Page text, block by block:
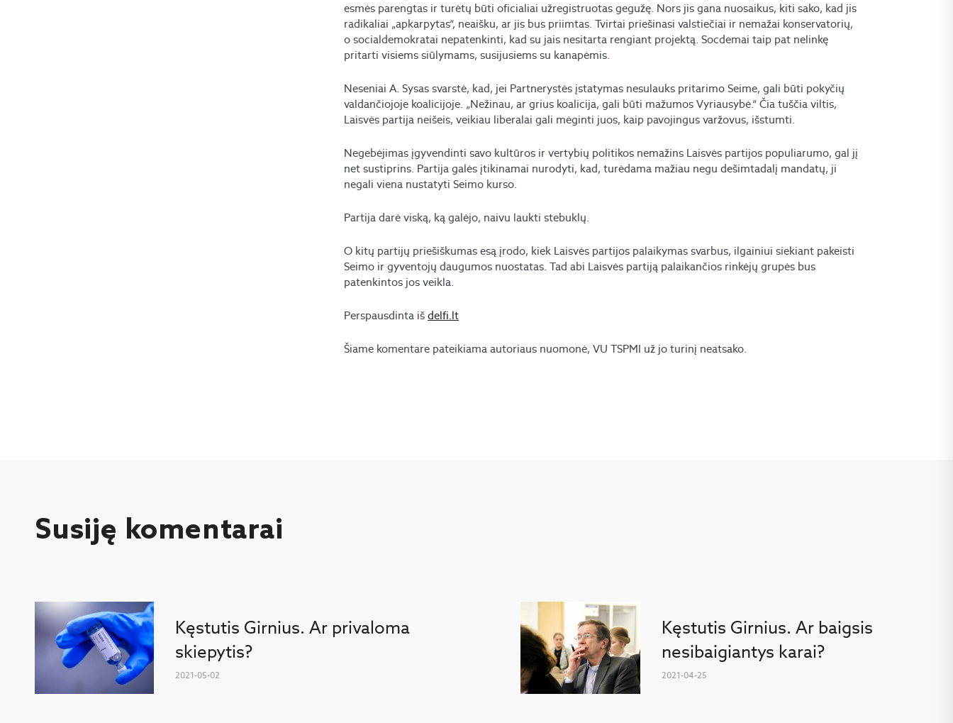
esmės parengtas ir turėtų būti oficialiai užregistruotas gegužę. Nors jis gana nuosaikus, kiti sako, kad jis
radikaliai „apkarpytas“, neaišku, ar jis bus priimtas. Tvirtai priešinasi valstiečiai ir nemažai konservatorių,
o socialdemokratai nepatenkinti, kad su jais nesitarta rengiant projektą. Socdemai taip pat nelinkę
pritarti visiems siūlymams, susijusiems su kanapėmis.
Neseniai A. Sysas svarstė, kad, jei Partnerystės įstatymas nesulauks pritarimo Seime, gali būti pokyčių
valdančiojoje koalicijoje. „Nežinau, ar grius koalicija, gali būti mažumos Vyriausybė.“ Čia tuščia viltis,
Laisvės partija neišeis, veikiau liberalai gali mėginti juos, kaip pavojingus varžovus, išstumti.
Negebėjimas įgyvendinti savo kultūros ir vertybių politikos nemažins Laisvės partijos populiarumo, gal jį
net sustiprins. Partija galės įtikinamai nurodyti, kad, turėdama mažiau negu dešimtadalį mandatų, ji
negali viena nustatyti Seimo kurso.
Partija darė viską, ką galėjo, naivu laukti stebuklų.
O kitų partijų priešiškumas esą įrodo, kiek Laisvės partijos palaikymas svarbus, ilgainiui siekiant pakeisti
Seimo ir gyventojų daugumos nuostatas. Tad abi Laisvės partiją palaikančios rinkėjų grupės bus
patenkintos jos veikla.
Perspausdinta išdelfi.lt
Šiame komentare pateikiama autoriaus nuomonė, VU TSPMI už jo turinį neatsako.
Susiję komentarai
Kęstutis Girnius. Ar privaloma
skiepytis?
2021-05-02
Kęstutis Girnius. Ar baigsis
nesibaigiantys karai?
2021-04-25